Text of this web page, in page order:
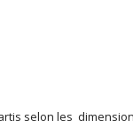
selon les